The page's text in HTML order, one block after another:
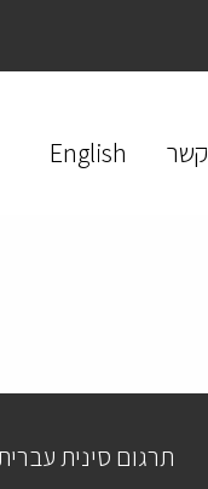
English
תרגום סינית